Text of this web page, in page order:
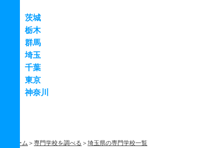
茨城
栃木
群馬
埼玉
千葉
東京
神奈川
ホーム 専門学校を調べる
埼玉県の専門学校一覧